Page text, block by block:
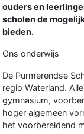
ouders en
scholen de
bieden.
Ons onderwijs
De Purmerendse
regio Waterland.
gymnasium,
hoger algemeen
het voorbereidend